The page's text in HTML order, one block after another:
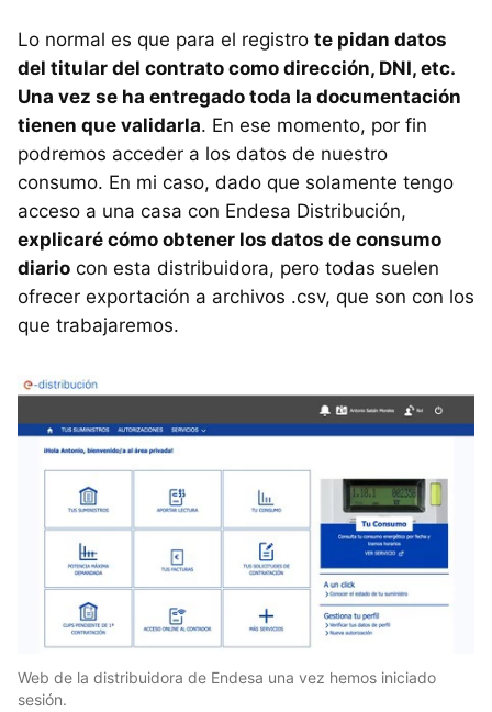
Lo normal es que para el registro te pidan datos
del titular del contrato como dirección, DNI, etc.
Una vez se ha entregado toda la documentación
tienen que validarla. En ese momento, por fin
podremos acceder a los datos de nuestro
consumo. En mi caso, dado que solamente tengo
acceso a una casa con Endesa Distribución,
explicaré cómo obtener los datos de consumo
diario con esta distribuidora, pero todas suelen
ofrecer exportación a archivos .csv, que son con los
que trabajaremos.
Web de la distribuidora de Endesa una vez hemos iniciado
sesión.